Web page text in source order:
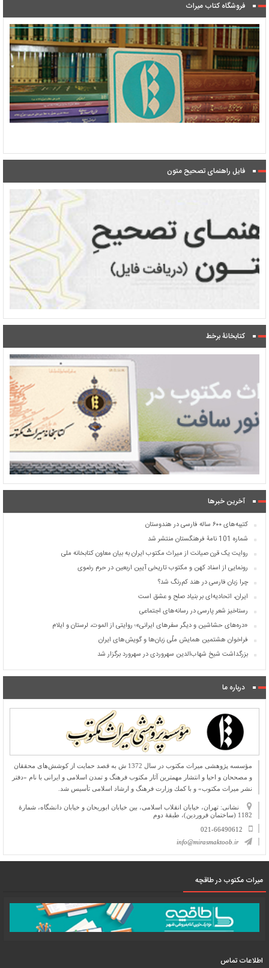
فروشگاه کتاب میراث
فایل راهنمای تصحیح متون
کتابخانۀ برخط
آخرین خبرها
کتیبه‌های ۶۰۰ ساله فارسی در هندوستان
شماره 101 نامۀ فرهنگستان منتشر شد
روایت یک قرن صیانت از میراث مکتوب ایران به بیان معاون کتابخانه ملی
رونمایی از اسناد کهن و مکتوب تاریخی آیین اربعین در حرم رضوی
چرا زبان فارسی در هند کم‌رنگ شد؟
ایران، اتحادیه‌ای بر بنیاد صلح و عشق است
رستاخیز شعر پارسی در رسانه‌های اجتماعی
«دره‌های حشاشین و دیگر سفرهای ایرانی»؛ روایتی از الموت، لرستان و ایلام
فراخوان هشتمین همایش ملّی زبان‌ها و گویش‌های ایران
بزرگداشت شیخ شهاب‌الدین سهروردی در سهرورد برگزار شد
درباره ما
مؤسسه پژوهشی میراث مكتوب در سال 1372 ش به قصد حمایت از كوشش‌های محققان
و مصححان و احیا و انتشار مهمترین آثار مكتوب فرهنگ و تمدن اسلامی و ایرانی با نام «دفتر
نشر میراث مكتوب» و با كمك وزارت فرهنگ و ارشاد اسلامی تأسیس شد.
نشانی: تهران، خیابان انقلاب اسلامی، بین خیابان ابوریحان و خیابان دانشگاه، شمارۀ
1182 (ساختمان فروردین)، طبقۀ دوم
021-66490612
info@mirasmaktoob.ir
میرات مکتوب در طاقچه
اطلاعات تماس